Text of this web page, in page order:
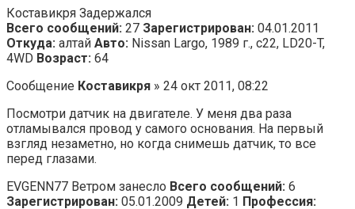
Коставикря Задержался
Всего сообщений: 27 Зарегистрирован: 04.01.2011
Откуда: алтай Авто: Nissan Largo, 1989 г., с22, LD20-T,
4WD Возраст: 64
Сообщение Коставикря » 24 окт 2011, 08:22
Посмотри датчик на двигателе. У меня два раза
отламывался провод у самого основания. На первый
взгляд незаметно, но когда снимешь датчик, то все
перед глазами.
EVGENN77 Ветром занесло Всего сообщений: 6
Зарегистрирован: 05.01.2009 Детей: 1 Профессия: